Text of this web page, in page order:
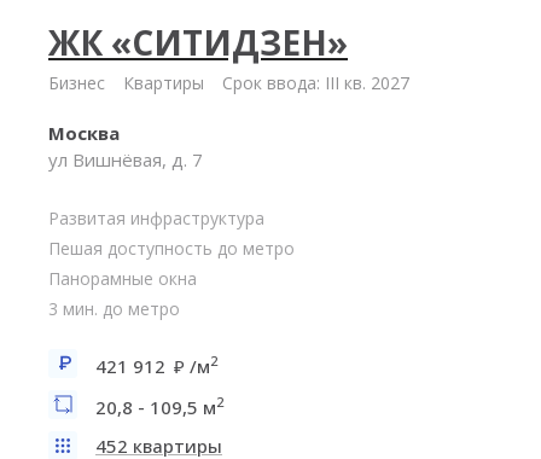
ЖК «СИТИДЗЕН»
Бизнес Квартиры Срок ввода: III кв. 2027
Москва
ул Вишнёвая, д. 7
Развитая инфраструктура
Пешая доступность до метро
Панорамные окна
3 мин. до метро
421 912 /м2
20,8 - 109,5 м2
452 квартиры